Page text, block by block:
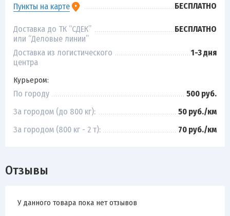
Пункты на карте БЕСПЛАТНО
Доставка до ТК “СДЕК”
или “Деловые линии”
БЕСПЛАТНО
Доставка из логистического
центра
1-3 дня
Курьером:
По городу
500 руб.
За городом (до 800 кг):
50 руб./км
За городом (800 кг - 2 т):
70 руб./км
Отзывы
У данного товара пока нет отзывов